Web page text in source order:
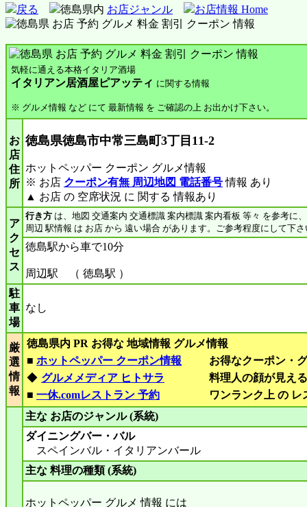
戻る 徳島県内 お店ジャンル お店情報 Home
気軽に通える本格イタリア酒場
イタリアン居酒屋ピアッティ に関する情報
※ グルメ情報 など にて 最新情報 を ご確認の上 お出かけ下さい。
お
店
住
所
徳島県徳島市中常三島町3丁目11-2
ホットペッパー クーポン グルメ情報
※ お店 クーポン有無 周辺地図 電話番号情報 あり
▲ お店 の 空席状況 に 関する 情報あり
ア
ク
セ
ス
行き方 は、地図 交通案内 交通標識 案内標識 案内看板 等々 を参考に
周辺 駅情報 は お店 から 遠い場合 があります。ご参考程度にして下
徳島駅から車で10分
周辺駅 （ 徳島駅 ）
駐
車
場
なし
厳
選
情
報
徳島県内 PR お得な 地域情報 グルメ情報
■ ホットペッパー クーポン情報
お得なクーポン・
◆ グルメメディア ヒトサラ
料理人の顔が見え
■ 一休.comレストラン 予約 ワンランク上 の レ
主な お店のジャンル (系統)
ダイニングバー・バル
スペインバル・イタリアンバール
主な 料理の種類 (系統)
ホットペッパー グルメ 情報 には